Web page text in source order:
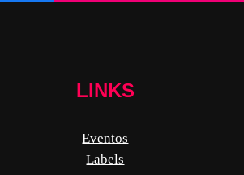
LINKS
Eventos
Labels